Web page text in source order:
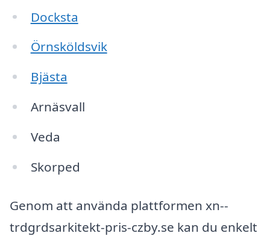
Docksta
Örnsköldsvik
Bjästa
Arnäsvall
Veda
Skorped
Genom att använda plattformen xn--
trdgrdsarkitekt-pris-czby.se kan du enkelt